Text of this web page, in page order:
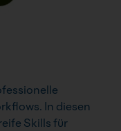
In diesen
Skills für